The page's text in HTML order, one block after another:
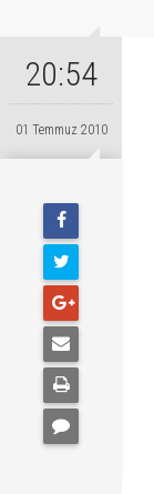
20:54
01 Temmuz 2010